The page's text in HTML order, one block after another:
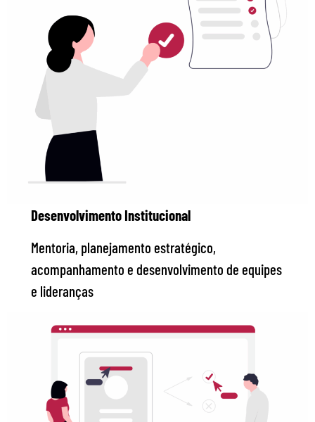
Desenvolvimento Institucional
Mentoria, planejamento estratégico,
acompanhamento e desenvolvimento de equipes
e lideranças